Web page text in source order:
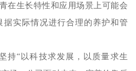
在生长特性和应用场景上可能会
实际情况进行合理的养护和管
持“以科技求发展，以质量求生